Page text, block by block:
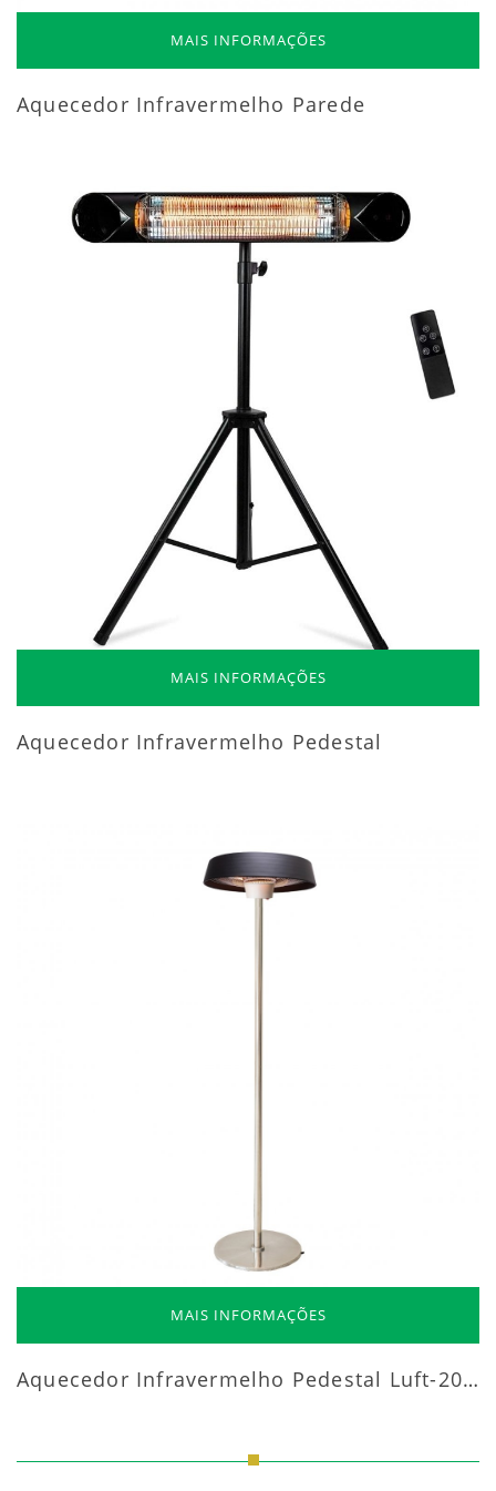
MAIS INFORMAÇÕES
Aquecedor Infravermelho Parede
MAIS INFORMAÇÕES
Aquecedor Infravermelho Pedestal
MAIS INFORMAÇÕES
Aquecedor Infravermelho Pedestal Luft-20000